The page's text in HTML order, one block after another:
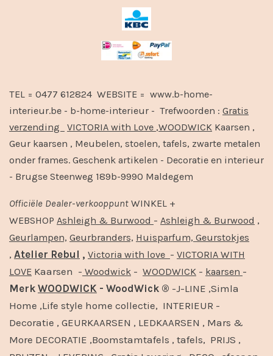
TEL = 0477 612824 WEBSITE = www.b-home-
interieur.be - b-home-interieur - Trefwoorden : Gratis
verzending
VICTORIA with Love ,WOODWICK Kaarsen ,
Geur kaarsen , Meubelen, stoelen, tafels, zwarte metalen
onder frames. Geschenk artikelen - Decoratie en interieur
- Brugse Steenweg 189b-9990 Maldegem
Officiële Dealer-verkooppunt WINKEL +
WEBSHOP Ashleigh & Burwood - Ashleigh & Burwood ,
Geurlampen, Geurbranders, Huisparfum, Geurstokjes
, Atelier Rebul , Victoria with love - VICTORIA WITH
LOVE Kaarsen - Woodwick - WOODWICK - kaarsen -
Merk WOODWICK - WoodWick ® -J-LINE ,Simla
Home ,Life style home collectie, INTERIEUR -
Decoratie , GEURKAARSEN , LEDKAARSEN , Mars &
More DECORATIE ,Boomstamtafels , tafels, PRIJS ,